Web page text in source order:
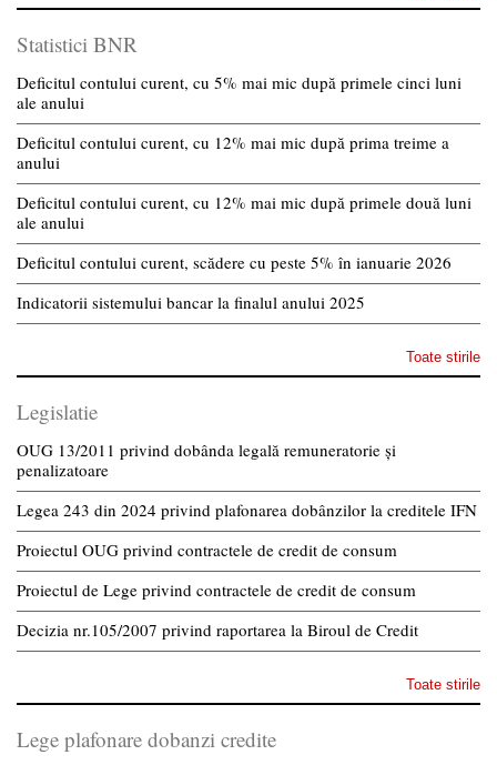
Statistici BNR
Deficitul contului curent, cu 5% mai mic după primele cinci luni
ale anului
Deficitul contului curent, cu 12% mai mic după prima treime a
anului
Deficitul contului curent, cu 12% mai mic după primele două luni
ale anului
Deficitul contului curent, scădere cu peste 5% în ianuarie 2026
Indicatorii sistemului bancar la finalul anului 2025
Toate stirile
Legislatie
OUG 13/2011 privind dobânda legală remuneratorie și
penalizatoare
Legea 243 din 2024 privind plafonarea dobânzilor la creditele IFN
Proiectul OUG privind contractele de credit de consum
Proiectul de Lege privind contractele de credit de consum
Decizia nr.105/2007 privind raportarea la Biroul de Credit
Toate stirile
Lege plafonare dobanzi credite